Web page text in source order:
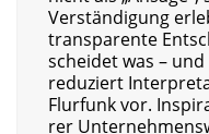
Ver­stän­di­gung
trans­pa­ren­te
schei­det was –
redu­ziert
Flur­funk vor.
rer